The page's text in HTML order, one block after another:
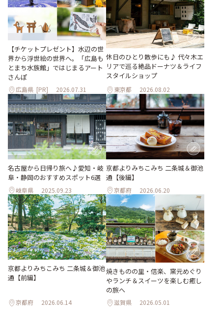
【チケットプレゼント】水辺の世
界から浮世絵の世界へ。「広島も
とまち水族館」ではじまるアート
さんぽ
広島県 [PR] 2026.07.31
休日のひとり散歩にも♪ 代々木エ
リアで巡る絶品ドーナツ＆ライフ
スタイルショップ
東京都 2026.08.02
名古屋から日帰り旅へ♪愛知・岐
阜・静岡のおすすめスポット6選
岐阜県 2025.09.23
京都よりみちこみち 二条城＆御池
通【後編】
京都府 2026.06.20
京都よりみちこみち 二条城＆御池
通【前編】
京都府 2026.06.14
焼きものの里・信楽、窯元めぐり
やランチ＆スイーツを楽しむ癒し
の旅へ
滋賀県 2026.05.01